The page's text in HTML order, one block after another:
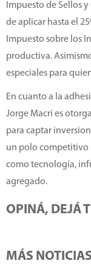
Impuesto de Sellos
de aplicar hasta el
Impuesto sobre los
productiva.
especiales para
En cuanto a la
Jorge Macri es
para captar
un polo competitivo
como tecnología,
agregado.
OPINÁ, DEJÁ
MÁS NOTICIAS